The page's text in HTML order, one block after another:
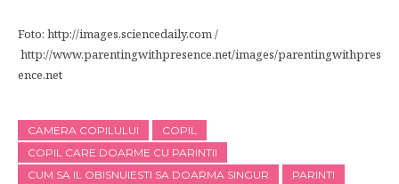
Foto: http://images.sciencedaily.com /
http://www.parentingwithpresence.net/images/parentingwithpres
ence.net
CAMERA COPILULUI
COPIL
COPIL CARE DOARME CU PARINTII
CUM SA IL OBISNUIESTI SA DOARMA SINGUR
PARINTI